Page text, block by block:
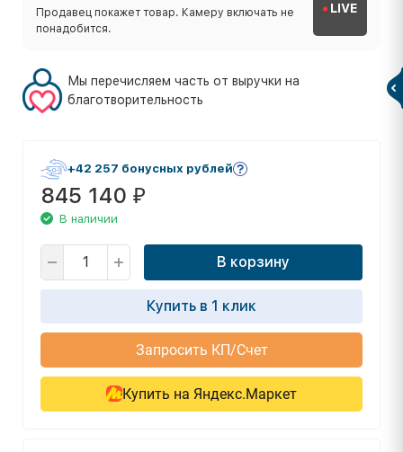
Продавец покажет товар. Камеру включать не
понадобится.
LIVE
Мы перечисляем часть от выручки на
благотворительность
+42 257 бонусных рублей
845 140 ₽
В наличии
В корзину
Купить в 1 клик
Запросить КП/Счет
Купить на Яндекс.Маркет